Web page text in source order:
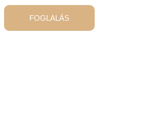
FOGLALÁS